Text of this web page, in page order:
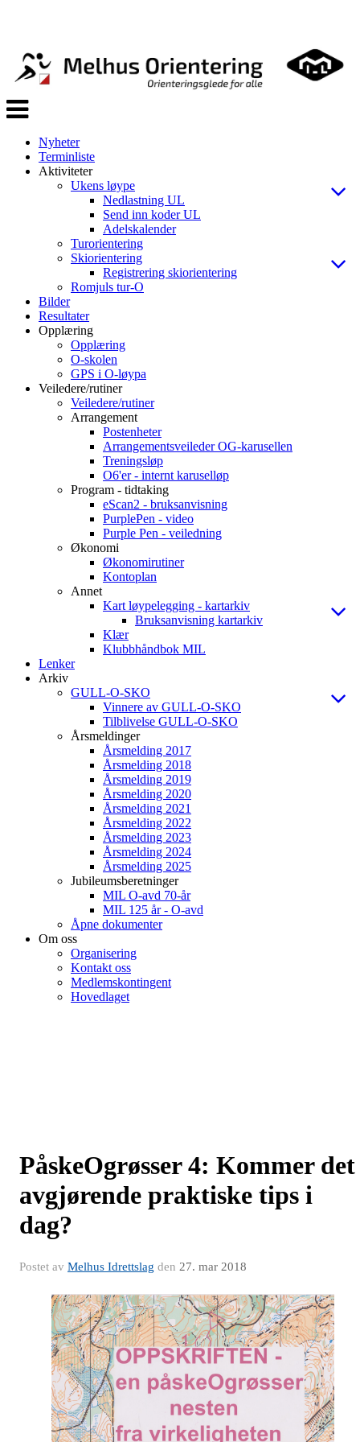
Veksle
navigasjon
Nyheter
Terminliste
Aktiviteter
Ukens løype
Nedlastning UL
Send inn koder UL
Adelskalender
Turorientering
Skiorientering
Registrering skiorientering
Romjuls tur-O
Bilder
Resultater
Opplæring
Opplæring
O-skolen
GPS i O-løypa
Veiledere/rutiner
Veiledere/rutiner
Arrangement
Postenheter
Arrangementsveileder OG-karusellen
Treningsløp
O6'er - internt karuselløp
Program - tidtaking
eScan2 - bruksanvisning
PurplePen - video
Purple Pen - veiledning
Økonomi
Økonomirutiner
Kontoplan
Annet
Kart løypelegging - kartarkiv
Bruksanvisning kartarkiv
Klær
Klubbhåndbok MIL
Lenker
Arkiv
GULL-O-SKO
Vinnere av GULL-O-SKO
Tilblivelse GULL-O-SKO
Årsmeldinger
Årsmelding 2017
Årsmelding 2018
Årsmelding 2019
Årsmelding 2020
Årsmelding 2021
Årsmelding 2022
Årsmelding 2023
Årsmelding 2024
Årsmelding 2025
Jubileumsberetninger
MIL O-avd 70-år
MIL 125 år - O-avd
Åpne dokumenter
Om oss
Organisering
Kontakt oss
Medlemskontingent
Hovedlaget
PåskeOgrøsser 4: Kommer det
avgjørende praktiske tips i
dag?
Postet av Melhus Idrettslag den 27. mar 2018